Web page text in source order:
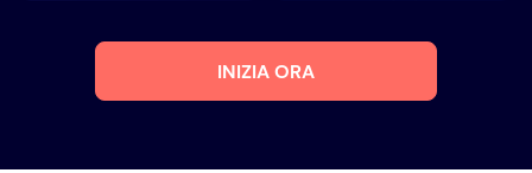
INIZIA ORA